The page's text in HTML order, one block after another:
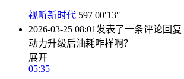
视听新时代 597 00′13″
2026-03-25 08:01 发表了一条评论回复
动力升级后油耗咋样啊？
展开
05:35